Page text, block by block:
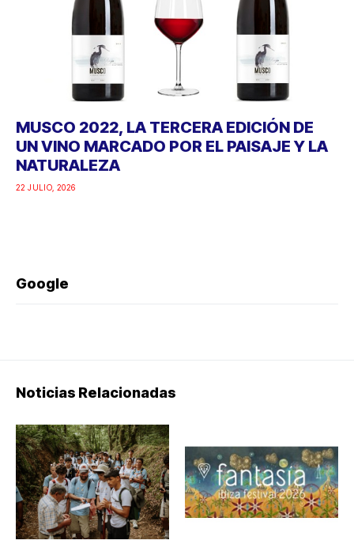
MUSCO 2022, LA TERCERA EDICIÓN DE
UN VINO MARCADO POR EL PAISAJE Y LA
NATURALEZA
22 JULIO, 2026
Google
Noticias Relacionadas